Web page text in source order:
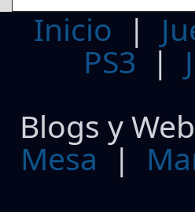
Inicio |
PS3|
Blogs y
Mesa |